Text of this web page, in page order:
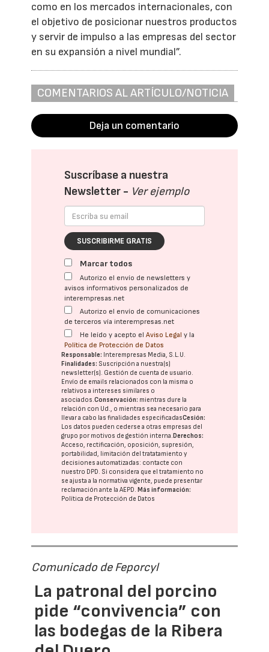
como en los mercados internacionales, con
el objetivo de posicionar nuestros productos
y servir de impulso a las empresas del sector
en su expansión a nivel mundial”.
COMENTARIOS AL ARTÍCULO/NOTICIA
Deja un comentario
Suscríbase a nuestra
Newsletter - Ver ejemplo
SUSCRIBIRME GRATIS
Marcar todos
Autorizo el envío de newsletters y
avisos informativos personalizados de
interempresas.net
Autorizo el envío de comunicaciones
de terceros vía interempresas.net
He leído y acepto elAviso Legal y la
Política de Protección de Datos
Responsable: Interempresas Media, S.L.U.
Finalidades: Suscripción a nuestra(s)
newsletter(s). Gestión de cuenta de usuario.
Envío de emails relacionados con la misma o
relativos a intereses similares o
asociados.Conservación: mientras dure la
relación con Ud., o mientras sea necesario para
llevar a cabo las finalidades especificadasCesión:
Los datos pueden cederse a otras empresas del
grupo por motivos de gestión interna. Derechos:
Acceso, rectificación, oposición, supresión,
portabilidad, limitación del tratatamiento y
decisiones automatizadas: contacte con
nuestro DPD. Si considera que el tratamiento no
se ajusta a la normativa vigente, puede presentar
reclamación ante laAEPD. Más información:
Política de Protección de Datos
Comunicado de Feporcyl
La patronal del porcino
pide “convivencia” con
las bodegas de la Ribera